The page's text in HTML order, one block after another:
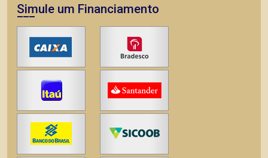
Simule um Financiamento